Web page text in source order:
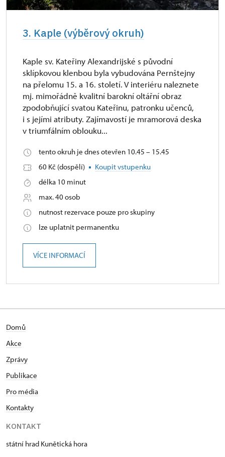
3. Kaple (výběrový okruh)
Kaple sv. Kateřiny Alexandrijské s původní
sklípkovou klenbou byla vybudována Pernštejny
na přelomu 15. a 16. století. V interiéru naleznete
mj. mimořádně kvalitní barokní oltářní obraz
zpodobňující svatou Kateřinu, patronku učenců,
i s jejími atributy. Zajímavostí je mramorová deska
v triumfálním oblouku...
tento okruh je dnes otevřen 10.45 – 15.45
60 Kč (dospělí)
Koupit vstupenku
délka 10 minut
max. 40 osob
nutnost rezervace pouze pro skupiny
lze uplatnit permanentku
VÍCE INFORMACÍ
Domů
Akce
Zprávy
Publikace
Pro média
Kontakty
KONTAKT
státní hrad Kunětická hora